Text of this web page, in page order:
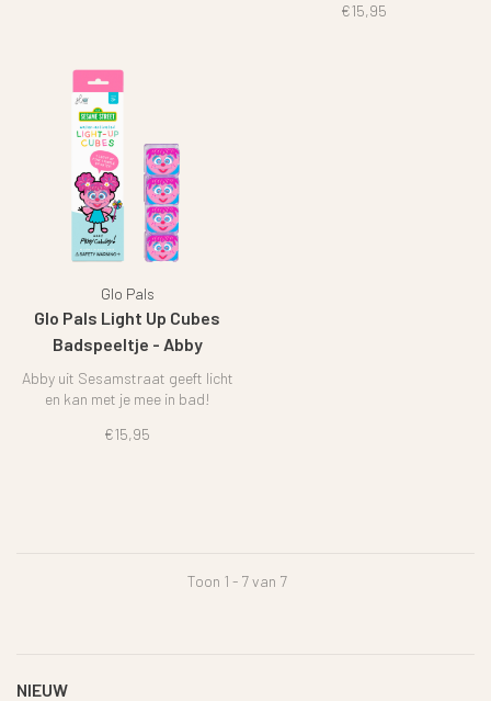
€15,95
Glo Pals
Glo Pals Light Up Cubes
Badspeeltje - Abby
Sesamstraat
Abby uit Sesamstraat geeft licht
en kan met je mee in bad!
€15,95
Toon 1 - 7 van 7
NIEUW